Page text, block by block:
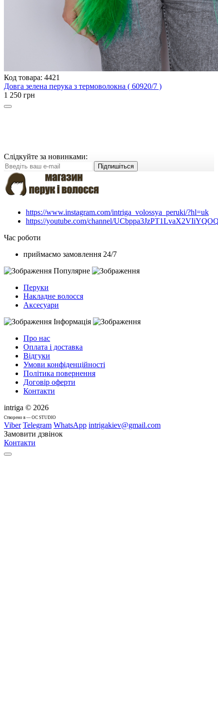
Код товара: 4421
Довга зелена перука з термоволокна ( 60920/7 )
1 250 грн
Слідкуйте за новинками:
Підпишіться
https://www.instagram.com/intriga_volossya_peruki/?hl=uk
https://youtube.com/channel/
Час роботи
приймаємо замовлення 24/7
Популярне
Перуки
Накладне волосся
Аксесуари
Інформація
Про нас
Оплата і доставка
Відгуки
Умови конфіденційності
Політика повернення
Договір оферти
Контакти
intriga © 2026
Cтворено в — OC STUDIO
Viber Telegram WhatsApp intrigakiev@gmail.com
Замовити дзвінок
Контакти